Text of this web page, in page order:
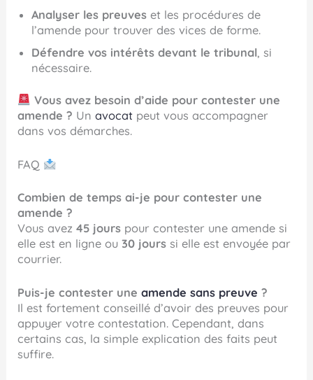
Analyser les preuves et les procédures de
l’amende pour trouver des vices de forme.
Défendre vos intérêts devant le tribunal, si
nécessaire.
Vous avez besoin d’aide pour contester une
amende ? Unavocat peut vous accompagner
dans vos démarches.
FAQ
Combien de temps ai-je pour contester une
amende ?
Vous avez45 jours pour contester une amende si
elle est en ligne ou30 jours si elle est envoyée par
courrier.
Puis-je contester uneamende sans preuve?
Il est fortement conseillé d’avoir des preuves pour
appuyer votre contestation. Cependant, dans
certains cas, la simple explication des faits peut
suffire.